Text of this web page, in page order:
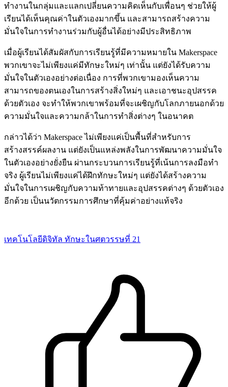
ทำงานในกลุ่มและแลกเปลี่ยนความคิดเห็นกับเพื่อนๆ ช่วยให้ผู้
เรียนได้เห็นคุณค่าในตัวเองมากขึ้น และสามารถสร้างความ
มั่นใจในการทำงานร่วมกับผู้อื่นได้อย่างมีประสิทธิภาพ
เมื่อผู้เรียนได้สัมผัสกับการเรียนรู้ที่มีความหมายใน Makerspace
พวกเขาจะไม่เพียงแค่มีทักษะใหม่ๆ เท่านั้น แต่ยังได้รับความ
มั่นใจในตัวเองอย่างต่อเนื่อง การที่พวกเขามองเห็นความ
สามารถของตนเองในการสร้างสิ่งใหม่ๆ และเอาชนะอุปสรรค
ด้วยตัวเอง จะทำให้พวกเขาพร้อมที่จะเผชิญกับโลกภายนอกด้วย
ความมั่นใจและความกล้าในการทำสิ่งต่างๆ ในอนาคต
กล่าวได้ว่า Makerspace ไม่เพียงแค่เป็นพื้นที่สำหรับการ
สร้างสรรค์ผลงาน แต่ยังเป็นแหล่งพลังในการพัฒนาความมั่นใจ
ในตัวเองอย่างยั่งยืน ผ่านกระบวนการเรียนรู้ที่เน้นการลงมือทำ
จริง ผู้เรียนไม่เพียงแค่ได้ฝึกทักษะใหม่ๆ แต่ยังได้สร้างความ
มั่นใจในการเผชิญกับความท้าทายและอุปสรรคต่างๆ ด้วยตัวเอง
อีกด้วย เป็นนวัตกรรมการศึกษาที่คุ้มค่าอย่างแท้จริง
เทคโนโลยีดิจิทัล ทักษะในศตวรรษที่ 21